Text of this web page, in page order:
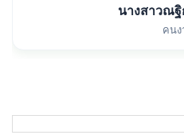
นางสาวณ
คน